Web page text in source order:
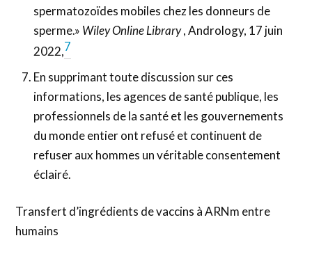
spermatozoïdes mobiles chez les donneurs de
sperme.» Wiley Online Library, Andrology, 17 juin
2022,7
En supprimant toute discussion sur ces
informations, les agences de santé publique, les
professionnels de la santé et les gouvernements
du monde entier ont refusé et continuent de
refuser aux hommes un véritable consentement
éclairé.
Transfert d’ingrédients de vaccins à ARNm entre
humains